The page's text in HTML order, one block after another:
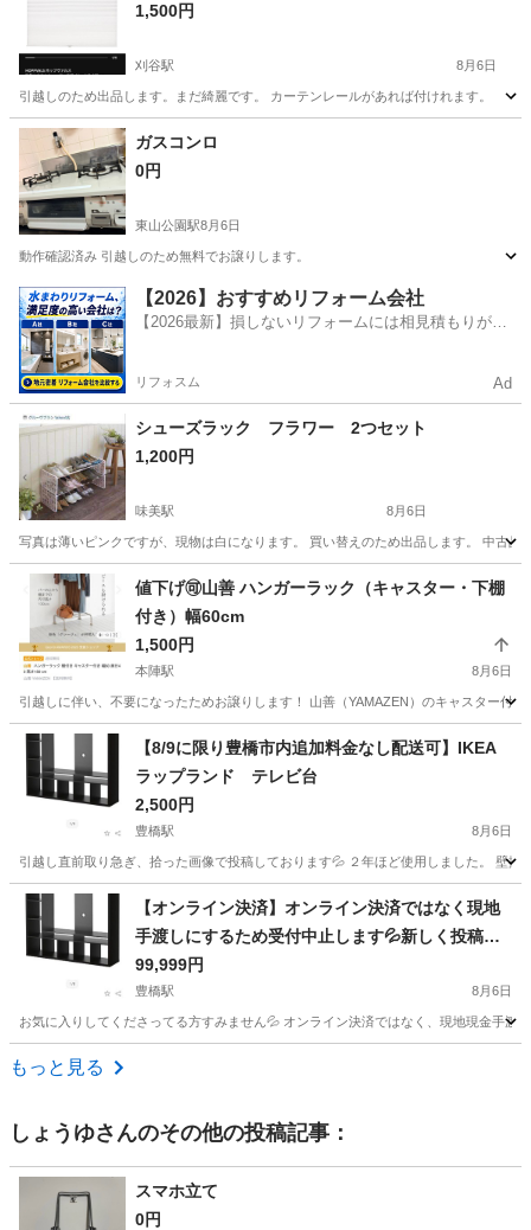
1,500円
刈谷駅 8月6日
引越しのため出品します。まだ綺麗です。 カーテンレールがあれば付けれます。
愛知 刈谷市 刈谷駅
ガスコンロ
0円
東山公園駅8月6日
動作確認済み 引越しのため無料でお譲りします。
愛知 名古屋市 東山公園駅 家具
【2026】おすすめリフォーム会社
【2026最新】損しないリフォームには相見積もりが不
リフォスム Ad
シューズラック フラワー 2つセット
1,200円
味美駅 8月6日
写真は薄いピンクですが、現物は白になります。 買い替えのため出品します。 中古
愛知 名古屋市 味美駅 家具 シューズラック
値下げ🉑山善 ハンガーラック（キャスター・下棚
付き）幅60cm
1,500円
本陣駅 8月6日
引越しに伴い、不要になったためお譲りします！ 山善（YAMAZEN）のキャスター付
愛知 名古屋市 本陣駅 収納家具
【8/9に限り豊橋市内追加料金なし配送可】IKEA
ラップランド テレビ台
2,500円
豊橋駅 8月6日
引越し直前取り急ぎ、拾った画像で投稿しております💦 ２年ほど使用しました。 壁
愛知 豊橋市 豊橋駅 収納家具 ラップランド
【オンライン決済】オンライン決済ではなく現地
手渡しにするため受付中止します💦新しく投稿し
てます💦
99,999円
豊橋駅 8月6日
お気に入りしてくださってる方すみません💦 オンライン決済ではなく、現地現金手渡
愛知 豊橋市
もっと見る
しょうゆさんのその他の投稿記事：
スマホ立て
0円